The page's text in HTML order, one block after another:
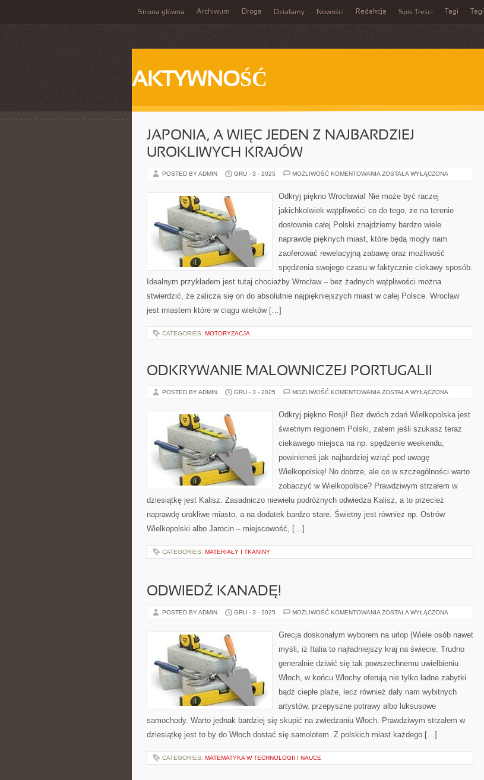
Strona główna Archiwum Droga Działamy Nowości Redakcja Spis Treści Tagi Tagi
AKTYWNOŚĆ
JAPONIA, A WIĘC JEDEN Z NAJBARDZIEJ
UROKLIWYCH KRAJÓW
POSTED BY ADMIN GRU - 3 - 2025 MOŻLIWOŚĆ KOMENTOWANIA JAPONIA,
JEDEN
Z
UROKLIWYCH
ZOSTAŁA WYŁĄCZONA
Odkryj piękno Wrocławia! Nie może być raczej
jakichkolwiek wątpliwości co do tego, że na terenie
dosłownie całej Polski znajdziemy bardzo wiele
naprawdę pięknych miast, które będą mogły nam
zaoferować rewelacyjną zabawę oraz możliwość
spędzenia swojego czasu w faktycznie ciekawy sposób.
Idealnym przykładem jest tutaj chociażby Wrocław – bez żadnych wątpliwości można
stwierdzić, że zalicza się on do absolutnie najpiękniejszych miast w całej Polsce. Wrocław
jest miastem które w ciągu wieków […]
CATEGORIES: MOTORYZACJA
ODKRYWANIE MALOWNICZEJ PORTUGALII
POSTED BY ADMIN GRU - 3 - 2025 MOŻLIWOŚĆ KOMENTOWANIA ODKRYWANIE
ZOSTAŁA WYŁĄCZONA
Odkryj piękno Rosji! Bez dwóch zdań Wielkopolska jest
świetnym regionem Polski, zatem jeśli szukasz teraz
ciekawego miejsca na np. spędzenie weekendu,
powinieneś jak najbardziej wziąć pod uwagę
Wielkopolskę! No dobrze, ale co w szczególności warto
zobaczyć w Wielkopolsce? Prawdziwym strzałem w
dziesiątkę jest Kalisz. Zasadniczo niewielu podróżnych odwiedza Kalisz, a to przecież
naprawdę urokliwe miasto, a na dodatek bardzo stare. Świetny jest również np. Ostrów
Wielkopolski albo Jarocin – miejscowość, […]
CATEGORIES: MATERIAŁY I TKANINY
ODWIEDŹ KANADĘ!
POSTED BY ADMIN GRU - 3 - 2025 MOŻLIWOŚĆ KOMENTOWANIA ODWIEDŹ
ZOSTAŁA WYŁĄCZONA
Grecja doskonałym wyborem na urlop {Wiele osób nawet
myśli, iż Italia to najładniejszy kraj na świecie. Trudno
generalnie dziwić się tak powszechnemu uwielbieniu
Włoch, w końcu Włochy oferują nie tylko ładne zabytki
bądź ciepłe plaże, lecz również dały nam wybitnych
artystów, przepyszne potrawy albo luksusowe
samochody. Warto jednak bardziej się skupić na zwiedzaniu Włoch. Prawdziwym strzałem w
dziesiątkę jest to by do Włoch dostać się samolotem. Z polskich miast każdego […]
CATEGORIES: MATEMATYKA W TECHNOLOGII I NAUCE